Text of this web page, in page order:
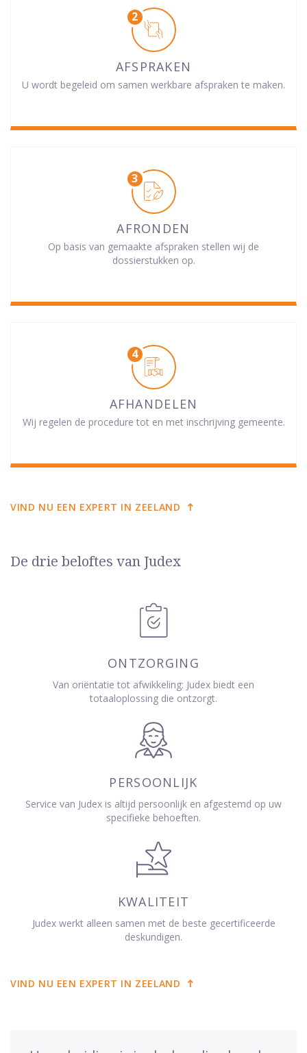
AFSPRAKEN
U wordt begeleid om samen werkbare afspraken te maken.
AFRONDEN
Op basis van gemaakte afspraken stellen wij de
dossierstukken op.
AFHANDELEN
Wij regelen de procedure tot en met inschrijving gemeente.
VIND NU EEN EXPERT IN ZEELAND
De drie beloftes van Judex
ONTZORGING
Van oriëntatie tot afwikkeling: Judex biedt een
totaaloplossing die ontzorgt.
PERSOONLIJK
Service van Judex is altijd persoonlijk en afgestemd op uw
specifieke behoeften.
KWALITEIT
Judex werkt alleen samen met de beste gecertificeerde
deskundigen.
VIND NU EEN EXPERT IN ZEELAND